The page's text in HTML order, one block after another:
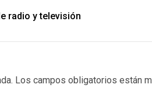
radio y televisión
Los campos obligatorios están